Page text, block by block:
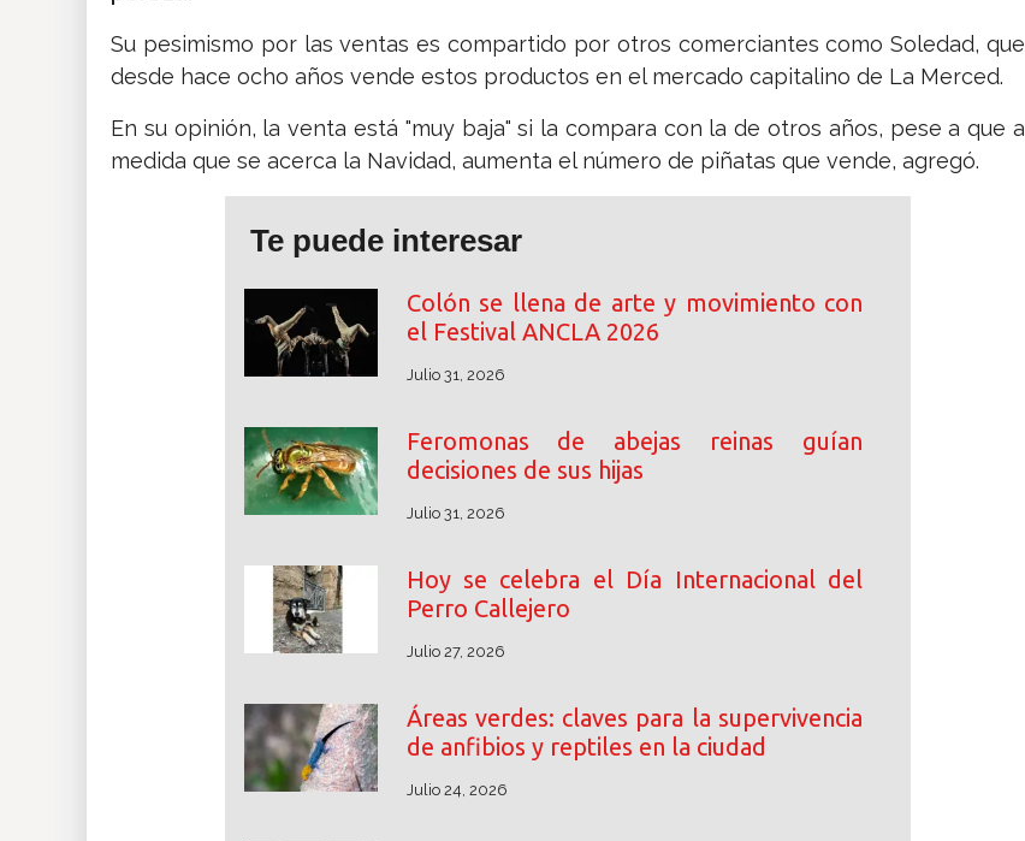
Su pesimismo por las ventas es compartido por otros comerciantes como Soledad, que
desde hace ocho años vende estos productos en el mercado capitalino de La Merced.
En su opinión, la venta está "muy baja" si la compara con la de otros años, pese a que a
medida que se acerca la Navidad, aumenta el número de piñatas que vende, agregó.
Te puede interesar
Colón se llena de arte y movimiento con
el Festival ANCLA 2026
Julio 31, 2026
Feromonas de abejas reinas guían
decisiones de sus hijas
Julio 31, 2026
Hoy se celebra el Día Internacional del
Perro Callejero
Julio 27, 2026
Áreas verdes: claves para la supervivencia
de anfibios y reptiles en la ciudad
Julio 24, 2026